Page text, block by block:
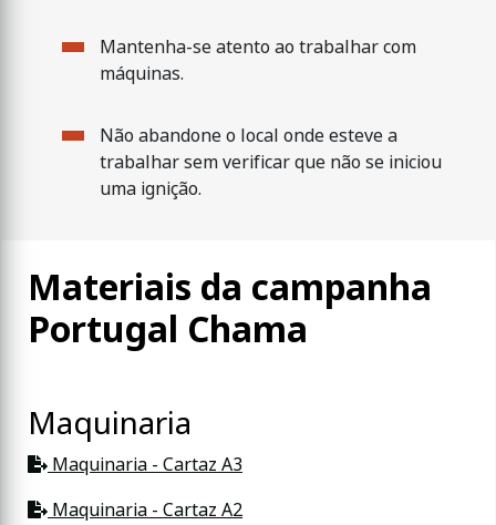
Mantenha-se atento ao trabalhar com
máquinas.
Não abandone o local onde esteve a
trabalhar sem verificar que não se iniciou
uma ignição.
Materiais da campanha
Portugal Chama
Maquinaria
Maquinaria - Cartaz A3
Maquinaria - Cartaz A2